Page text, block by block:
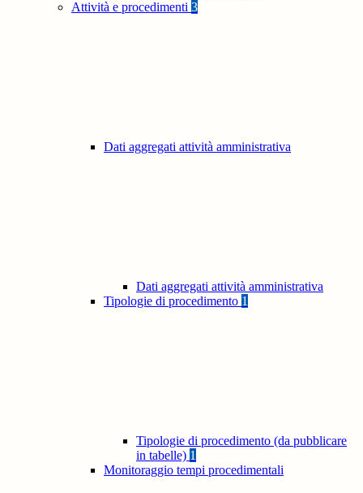
Attività e procedimenti 3
Dati aggregati attività amministrativa
Dati aggregati attività amministrativa
Tipologie di procedimento 1
Tipologie di procedimento (da pubblicare
in tabelle) 1
Monitoraggio tempi procedimentali